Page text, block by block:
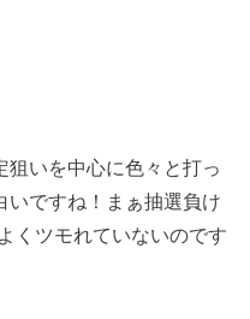
狙いを中心に色々と打っ
いですね！まぁ抽選負け
くツモれていないのです